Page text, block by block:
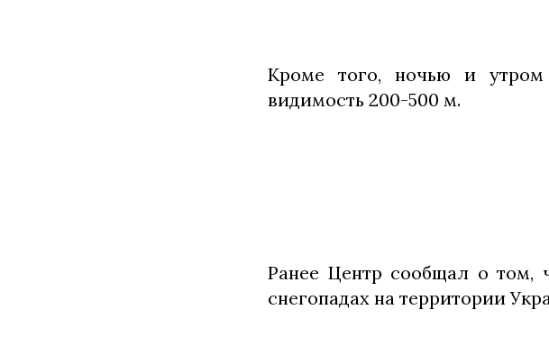
Кроме того, ночью и утром
видимость 200-500 м.
Ранее Центр сообщал о том,
снегопадах на территории